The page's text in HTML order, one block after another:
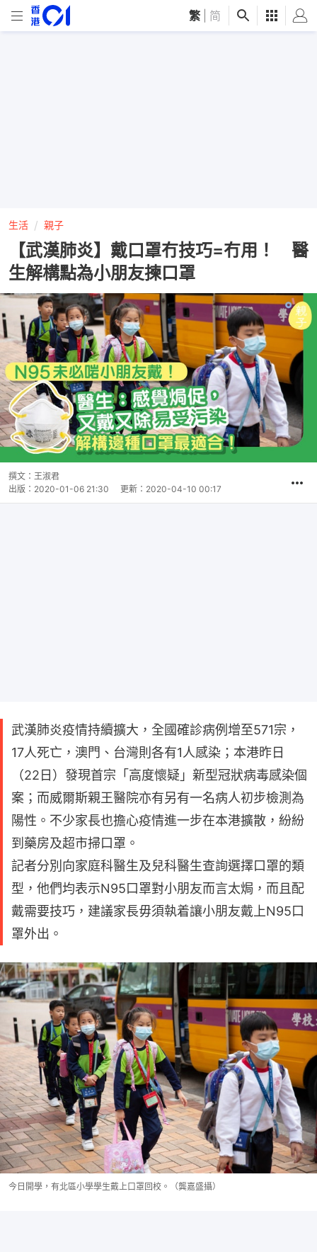
繁 简
生活 親子
【武漢肺炎】戴口罩冇技巧=冇用！ 醫
生解構點為小朋友揀口罩
撰文： 王淑君
出版： 2020-01-06 21:30 更新： 2020-04-10 00:17
武漢肺炎疫情持續擴大，全國確診病例增至571宗，
17人死亡，澳門、台灣則各有1人感染；本港昨日
（22日）發現首宗「高度懷疑」新型冠狀病毒感染個
案；而威爾斯親王醫院亦有另有一名病人初步檢測為
陽性。不少家長也擔心疫情進一步在本港擴散，紛紛
到藥房及超市掃口罩。
記者分別向家庭科醫生及兒科醫生查詢選擇口罩的類
型，他們均表示N95口罩對小朋友而言太焗，而且配
戴需要技巧，建議家長毋須執着讓小朋友戴上N95口
罩外出。
今日開學，有北區小學學生戴上口罩回校。（龔嘉盛攝）